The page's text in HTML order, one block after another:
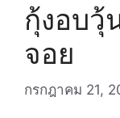
กุ้งอบวุ้
จอย
กรกฎาคม 21,